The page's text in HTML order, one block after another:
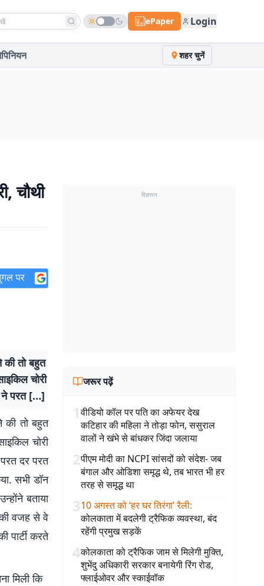
news ePaper Login
शहर चुनें
चौथी
की तो बहुत
चोरी
ने परत […]
की तो बहुत
चोरी
दर परत
सभी डॉन
बताया
वजह से वे
पार्टी करते
मिली कि
विज्ञापन
जरूर पढ़ें
1वीडियो कॉल पर पति का अफेयर देख
कटिहार की महिला ने तोड़ा फोन, ससुराल
वालों ने खंभे से बांधकर जिंदा जलाया
2पीएम मोदी का NCPI सांसदों को संदेश- जब
बंगाल और ओडिशा समृद्ध थे, तब भारत भी हर
तरह से समृद्ध था
310 अगस्त को ‘हर घर तिरंगा’ रैली:
कोलकाता में बदलेगी ट्रैफिक व्यवस्था, बंद
रहेंगी प्रमुख सड़कें
4कोलकाता को ट्रैफिक जाम से मिलेगी मुक्ति,
शुभेंदु अधिकारी सरकार बनायेगी रिंग रोड,
फ्लाईओवर और स्काईवॉक